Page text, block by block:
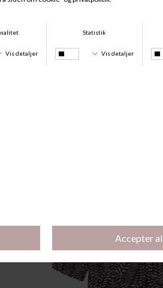
50% Bomuld, 50% Modal